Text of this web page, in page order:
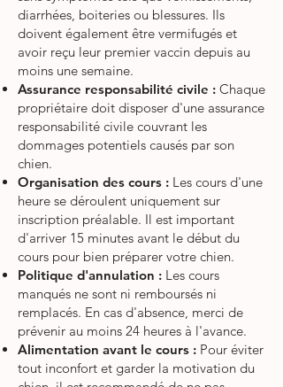
diarrhées, boiteries ou blessures. Ils
doivent également être vermifugés et
avoir reçu leur premier vaccin depuis au
moins une semaine.
Assurance responsabilité civile : Chaque
propriétaire doit disposer d'une assurance
responsabilité civile couvrant les
dommages potentiels causés par son
chien.
Organisation des cours : Les cours d'une
heure se déroulent uniquement sur
inscription préalable. Il est important
d'arriver 15 minutes avant le début du
cours pour bien préparer votre chien.
Politique d'annulation : Les cours
manqués ne sont ni remboursés ni
remplacés. En cas d'absence, merci de
prévenir au moins 24 heures à l'avance.
Alimentation avant le cours : Pour éviter
tout inconfort et garder la motivation du